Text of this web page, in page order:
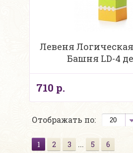
Левеня Логическая
Башня LD-4
710 р.
Отображать по:
1 2 3 ... 5 6